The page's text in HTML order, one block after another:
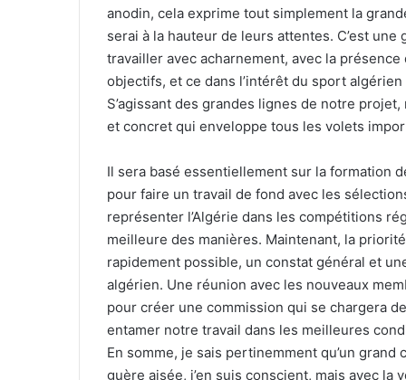
anodin, cela exprime tout simplement la
serai à la hauteur de leurs attentes. C’est
travailler avec acharnement, avec la
objectifs, et ce dans l’intérêt du sport
S’agissant des grandes lignes de notre
et concret qui enveloppe tous les volets
Il sera basé essentiellement sur la formation
pour faire un travail de fond avec les
représenter l’Algérie dans les compétitions
meilleure des manières. Maintenant, la
rapidement possible, un constat général et
algérien. Une réunion avec les nouveaux
pour créer une commission qui se chargera
entamer notre travail dans les meilleures
En somme, je sais pertinemment qu’un
guère aisée, j’en suis conscient, mais avec